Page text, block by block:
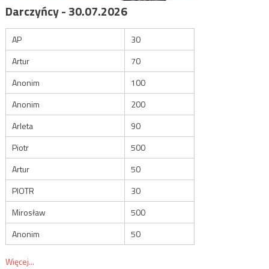
Darczyńcy - 30.07.2026
AP
30
Artur
70
Anonim
100
Anonim
200
Arleta
90
Piotr
500
Artur
50
PIOTR
30
Mirosław
500
Anonim
50
Więcej...